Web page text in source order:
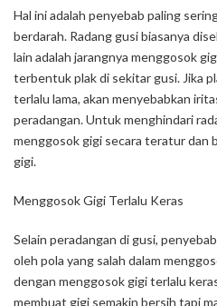
Hal ini adalah penyebab paling
berdarah. Radang gusi biasanya
lain adalah jarangnya menggosok
terbentuk plak di sekitar gusi. Jika
terlalu lama, akan menyebabkan
peradangan. Untuk menghindari
menggosok gigi secara teratur dan
gigi.
Menggosok Gigi Terlalu Keras
Selain peradangan di gusi,
oleh pola yang salah dalam
dengan menggosok gigi terlalu
membuat gigi semakin bersih tapi